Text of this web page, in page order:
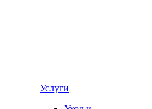
Услуги